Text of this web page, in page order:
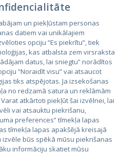
un piekļūstam personas
datiem vai unikālajiem
opciju “Es piekrītu”, tiek
kas atbalsta zem virsraksta
datus, lai sniegtu” norādītos
“Noraidīt visu” vai atsaucot
tiks atspējotas. Ja izsekošanas
no redzamā satura un reklāmām
atkārtoti piekļūt šai izvēlnei, lai
vai atsauktu piekrišanu,
preferences” tīmekļa lapas
tīmekļa lapas apakšējā kreisajā
izvēle būs spēkā mūsu piekrišanas
informāciju skatiet mūsu